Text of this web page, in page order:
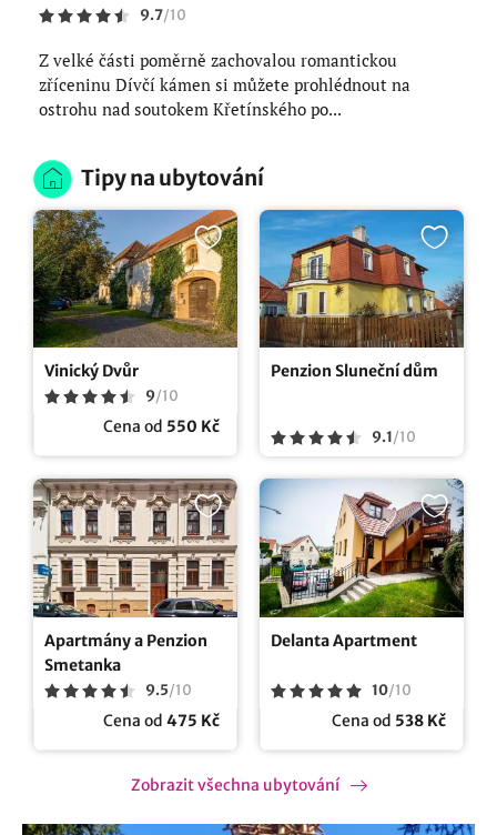
9.7/10
Z velké části poměrně zachovalou romantickou
zříceninu Dívčí kámen si můžete prohlédnout na
ostrohu nad soutokem Křetínského po...
Tipy na ubytování
Vinický Dvůr
9/10
Cena od 550 Kč
Penzion Sluneční dům
9.1/10
Apartmány a Penzion
Smetanka
9.5/10
Cena od 475 Kč
Delanta Apartment
10/10
Cena od 538 Kč
Zobrazit všechna ubytování